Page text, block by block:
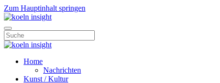
Zum Hauptinhalt springen
Home
Nachrichten
Kunst / Kultur